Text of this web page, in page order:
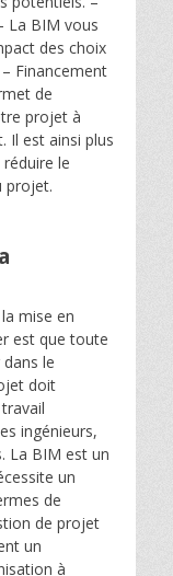
La BIM vous
des choix
Financement
de
projet à
Il est ainsi plus
le
projet.
mise en
est que toute
dans le
doit
ingénieurs,
La BIM est un
un
de
de projet
un
à